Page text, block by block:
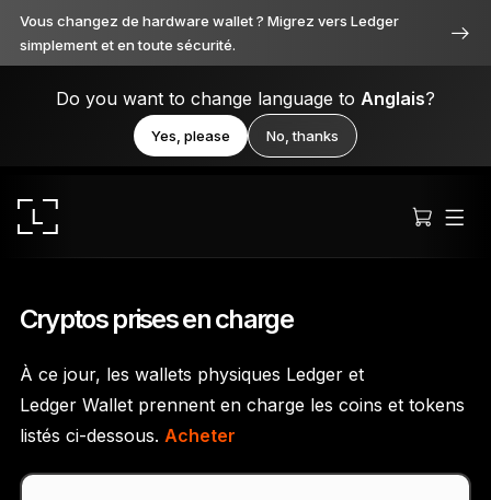
Vous changez de hardware wallet ? Migrez vers Ledger
simplement et en toute sécurité.
Do you want to change language to Anglais?
Yes, please No, thanks
Premium sous toutes ses facettes
Cryptos prises en charge
À ce jour, les wallets physiques Ledger et
Ledger Wallet prennent en charge les coins et tokens
listés ci-dessous. Acheter